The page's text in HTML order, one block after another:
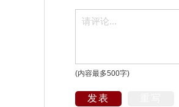
(内容最多500字)
发表